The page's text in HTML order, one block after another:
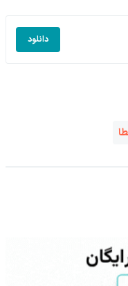
دانلود